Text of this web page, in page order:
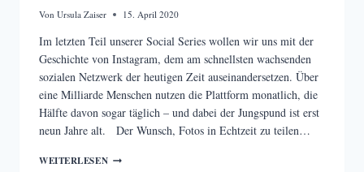
Von Ursula Zaiser 15. April 2020
Im letzten Teil unserer Social Series wollen wir uns mit der
Geschichte von Instagram, dem am schnellsten wachsenden
sozialen Netzwerk der heutigen Zeit auseinandersetzen. Über
eine Milliarde Menschen nutzen die Plattform monatlich, die
Hälfte davon sogar täglich – und dabei der Jungspund ist erst
neun Jahre alt. Der Wunsch, Fotos in Echtzeit zu teilen…
WEITERLESENTHE